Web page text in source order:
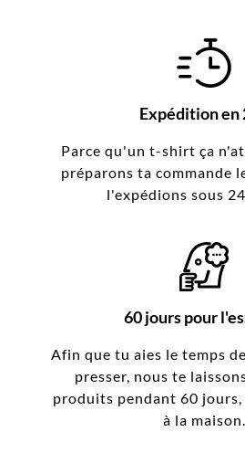
Expédition en
Parce qu'un t-shirt ça
préparons ta commande
l'expédions sous
60 jours pour
Afin que tu aies le temps
presser, nous te
produits pendant 60
à la maison.